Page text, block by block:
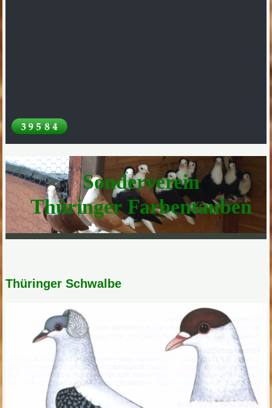
Sonderverein
Thüringer Farbentauben
Thüringer Schwalbe